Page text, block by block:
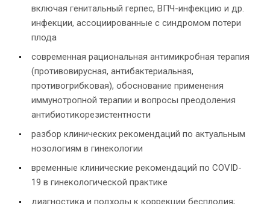
включая генитальный герпес, ВПЧ-инфекцию и др.
инфекции, ассоциированные с синдромом потери
плода
современная рациональная антимикробная терапия
(противовирусная, антибактериальная,
противогрибковая), обоснование применения
иммунотропной терапии и вопросы преодоления
антибиотикорезистентности
разбор клинических рекомендаций по актуальным
нозологиям в гинекологии
временные клинические рекомендаций по COVID-
19 в гинекологической практике
диагностика и подходы к коррекции бесплодия;